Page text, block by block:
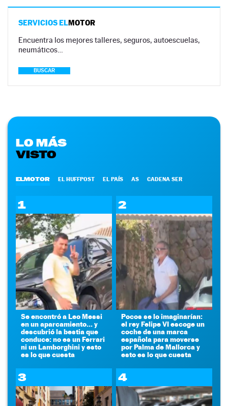
SERVICIOS ELMOTOR
Encuentra los mejores talleres, seguros, autoescuelas,
neumáticos…
BUSCAR
LO MÁS
VISTO
ELMOTOR EL HUFFPOST EL PAÍS AS CADENA SER
1
Se encontró a Leo Messi
en un aparcamiento... y
descubrió la bestia que
conduce: no es un Ferrari
ni un Lamborghini y esto
es lo que cuesta
2
Pocos se lo imaginarían:
el rey Felipe VI escoge un
coche de una marca
española para moverse
por Palma de Mallorca y
esto es lo que cuesta
3 4